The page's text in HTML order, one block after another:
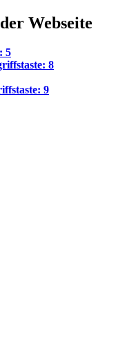
Webseite
5
8
9